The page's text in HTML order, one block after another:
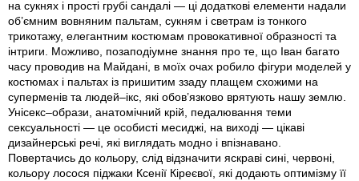
на сукнях і прості грубі сандалі — ці додаткові елементи надали
об’ємним вовняним пальтам, сукням і светрам із тонкого
трикотажу, елегантним костюмам провокативної образності та
інтриги. Можливо, позаподіумне знання про те, що Іван багато
часу проводив на Майдані, в моїх очах робило фігури моделей у
костюмах і пальтах iз пришитим ззаду плащем схожими на
суперменів та людей–ікс, які обов’язково врятують нашу землю.
Унісекс–образи, анатомічний крій, педалювання теми
сексуальності — це особисті месиджі, на виході — цікаві
дизайнерські речі, які виглядать модно і впізнавано.
Повертачись до кольору, слід відзначити яскраві сині, червоні,
кольору лосося піджаки Ксенії Кіреєвої, які додають оптимізму її